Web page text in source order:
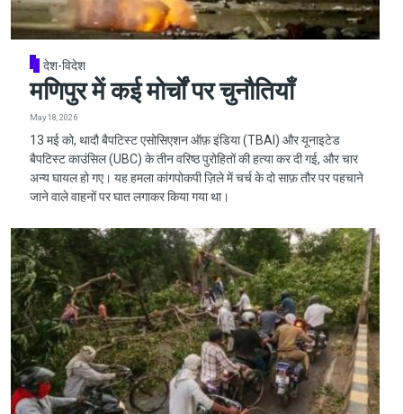
देश-विदेश
मणिपुर में कई मोर्चों पर चुनौतियाँ
May 18, 2026
13 मई को, थादौ बैपटिस्ट एसोसिएशन ऑफ़ इंडिया (TBAI) और यूनाइटेड
बैपटिस्ट काउंसिल (UBC) के तीन वरिष्ठ पुरोहितों की हत्या कर दी गई, और चार
अन्य घायल हो गए। यह हमला कांगपोकपी ज़िले में चर्च के दो साफ़ तौर पर पहचाने
जाने वाले वाहनों पर घात लगाकर किया गया था।